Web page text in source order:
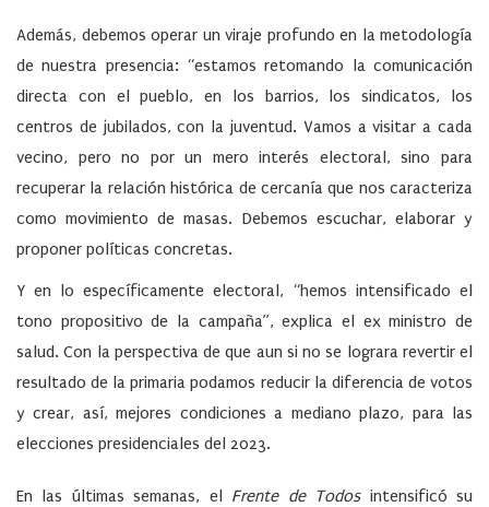
Además, debemos operar un viraje profundo en la metodología
de nuestra presencia: “estamos retomando la comunicación
directa con el pueblo, en los barrios, los sindicatos, los
centros de jubilados, con la juventud. Vamos a visitar a cada
vecino, pero no por un mero interés electoral, sino para
recuperar la relación histórica de cercanía que nos caracteriza
como movimiento de masas. Debemos escuchar, elaborar y
proponer políticas concretas.
Y en lo específicamente electoral, “hemos intensificado el
tono propositivo de la campaña”, explica el ex ministro de
salud. Con la perspectiva de que aun si no se lograra revertir el
resultado de la primaria podamos reducir la diferencia de votos
y crear, así, mejores condiciones a mediano plazo, para las
elecciones presidenciales del 2023.
En las últimas semanas, el Frente de Todosintensificó su